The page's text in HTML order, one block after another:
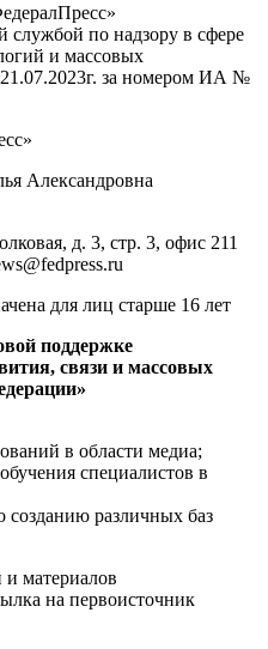
службой по надзору в сфере
и массовых
за номером ИА №
Александровна
д. 3, стр. 3, офис 211
для лиц старше 16 лет
поддержке
связи и массовых
в области медиа;
специалистов в
созданию различных баз
материалов
на первоисточник